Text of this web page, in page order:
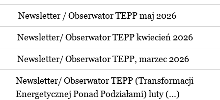
Newsletter / Obserwator TEPP maj 2026
Newsletter/ Obserwator TEPP kwiecień 2026
Newsletter/ Obserwator TEPP, marzec 2026
Newsletter/ Obserwator TEPP (Transformacji
Energetycznej Ponad Podziałami) luty (...)